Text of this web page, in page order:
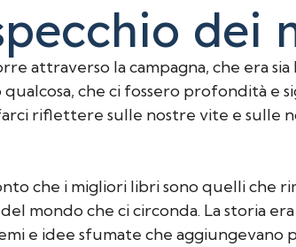
dei
attraverso la campagna, che era
che ci fossero profondità e
riflettere sulle nostre vite e sulle
che i migliori libri sono quelli che
mondo che ci circonda. La storia
e idee sfumate che